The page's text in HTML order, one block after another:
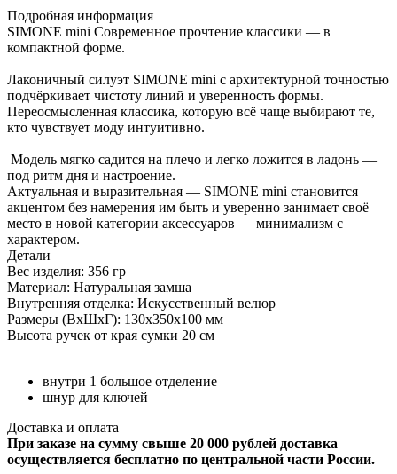
Подробная информация
SIMONE mini Современное прочтение классики — в
компактной форме.
Лаконичный силуэт SIMONE mini с архитектурной точностью
подчёркивает чистоту линий и уверенность формы.
Переосмысленная классика, которую всё чаще выбирают те,
кто чувствует моду интуитивно.
Модель мягко садится на плечо и легко ложится в ладонь —
под ритм дня и настроение.
Актуальная и выразительная — SIMONE mini становится
акцентом без намерения им быть и уверенно занимает своё
место в новой категории аксессуаров — минимализм с
характером.
Детали
Вес изделия: 356 гр
Материал: Натуральная замша
Внутренняя отделка: Искусственный велюр
Размеры (ВхШхГ): 130х350х100 мм
Высота ручек от края сумки 20 см
внутри 1 большое отделение
шнур для ключей
Доставка и оплата
При заказе на сумму свыше 20 000 рублей доставка
осуществляется бесплатно по центральной части России.